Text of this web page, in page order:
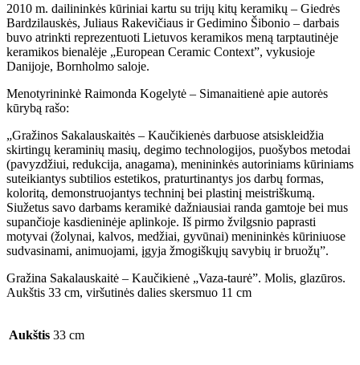
2010 m. dailininkės kūriniai kartu su trijų kitų keramikų – Giedrės
Bardzilauskės, Juliaus Rakevičiaus ir Gedimino Šibonio – darbais
buvo atrinkti reprezentuoti Lietuvos keramikos meną tarptautinėje
keramikos bienalėje „European Ceramic Context”, vykusioje
Danijoje, Bornholmo saloje.
Menotyrininkė Raimonda Kogelytė – Simanaitienė apie autorės
kūrybą rašo:
„Gražinos Sakalauskaitės – Kaučikienės darbuose atsiskleidžia
skirtingų keraminių masių, degimo technologijos, puošybos metodai
(pavyzdžiui, redukcija, anagama), menininkės autoriniams kūriniams
suteikiantys subtilios estetikos, praturtinantys jos darbų formas,
koloritą, demonstruojantys techninį bei plastinį meistriškumą.
Siužetus savo darbams keramikė dažniausiai randa gamtoje bei mus
supančioje kasdieninėje aplinkoje. Iš pirmo žvilgsnio paprasti
motyvai (žolynai, kalvos, medžiai, gyvūnai) menininkės kūriniuose
sudvasinami, animuojami, įgyja žmogiškųjų savybių ir bruožų”.
Gražina Sakalauskaitė – Kaučikienė „Vaza-taurė”. Molis, glazūros.
Aukštis 33 cm, viršutinės dalies skersmuo 11 cm
Aukštis 33 cm